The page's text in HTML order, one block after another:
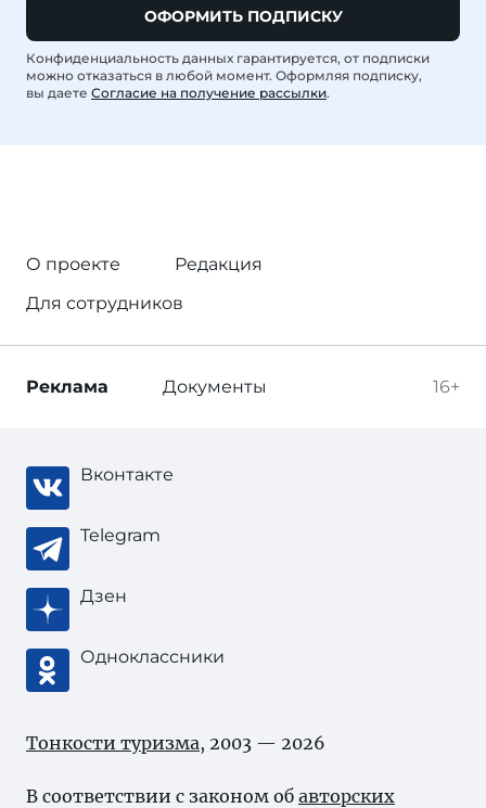
ОФОРМИТЬ ПОДПИСКУ
Конфиденциальность данных гарантируется, от подписки
можно отказаться в любой момент. Оформляя подписку,
вы даете Согласие на получение рассылки.
О проекте
Редакция
Для сотрудников
16+
Реклама Документы
Вконтакте
Telegram
Дзен
Одноклассники
Тонкости туризма, 2003 — 2026
В соответствии с законом об авторских